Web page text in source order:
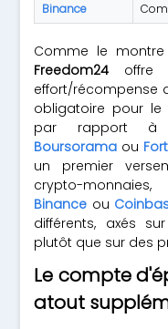
Binance
Comme le
Freedom24 offre
effort/récompense
obligatoire pour le
par rapport à
Boursorama ou
un premier
crypto-
Binance ou
différents, axés
plutôt que sur des
Le compte
atout